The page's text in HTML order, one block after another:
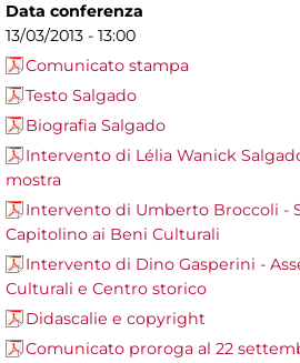
Data conferenza
13/03/2013 - 13:00
Comunicato stampa
Testo Salgado
Biografia Salgado
Intervento di Lélia Wanick
mostra
Intervento di Umberto Broccoli -
Capitolino ai Beni Culturali
Intervento di Dino Gasperini -
Culturali e Centro storico
Didascalie e copyright
Comunicato proroga al 22